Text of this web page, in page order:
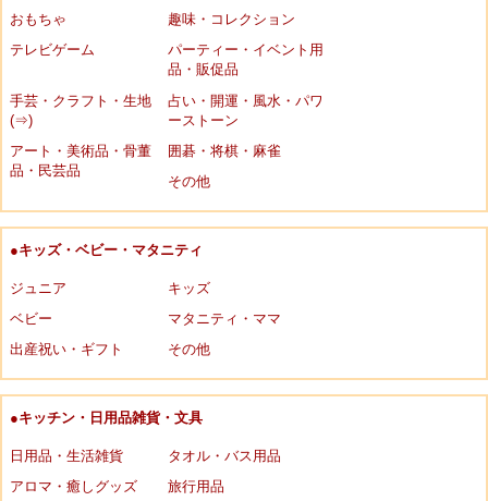
おもちゃ
趣味・コレクション
テレビゲーム
パーティー・イベント用
品・販促品
手芸・クラフト・生地
(⇒)
占い・開運・風水・パワ
ーストーン
アート・美術品・骨董
品・民芸品
囲碁・将棋・麻雀
その他
●キッズ・ベビー・マタニティ
ジュニア
キッズ
ベビー
マタニティ・ママ
出産祝い・ギフト
その他
●キッチン・日用品雑貨・文具
日用品・生活雑貨
タオル・バス用品
アロマ・癒しグッズ
旅行用品